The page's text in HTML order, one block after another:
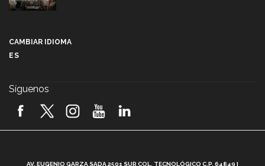
2026! (video)
CAMBIAR IDIOMA
ES
Síguenos
AV. EUGENIO GARZA SADA 2501 SUR COL. TECNOLÓGICO C.P. 64849 |